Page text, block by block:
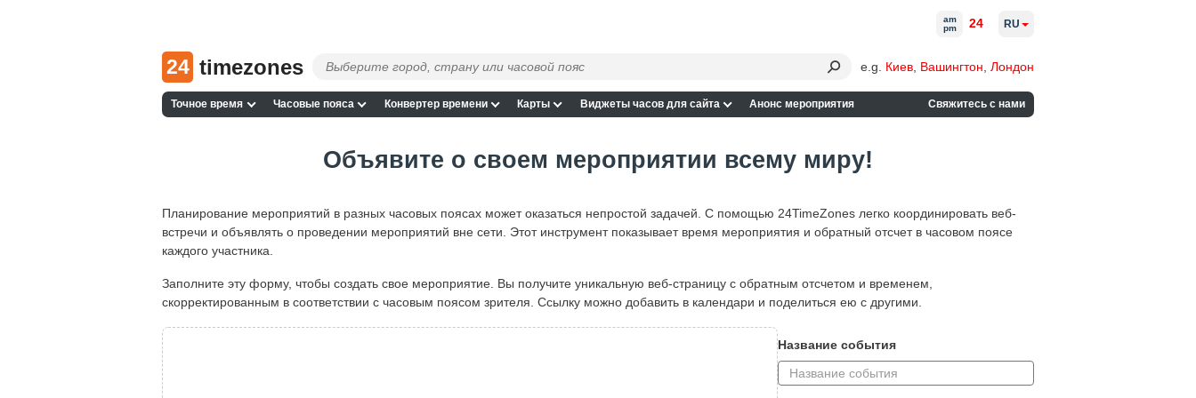
24 timezones e.g. Киев Вашингтон Лондон
Точное время Часовые пояса Конвертер времени Карты Виджеты часов для сайта Анонс мероприятия Свяжитесь с нами
am
pm
24 RU
Объявите о своем мероприятии всему миру!
Планирование мероприятий в разных часовых поясах может оказаться непростой задачей. С помощью 24TimeZones легко координировать веб-
встречи и объявлять о проведении мероприятий вне сети. Этот инструмент показывает время мероприятия и обратный отсчет в часовом поясе
каждого участника.
Заполните эту форму, чтобы создать свое мероприятие. Вы получите уникальную веб-страницу с обратным отсчетом и временем,
скорректированным в соответствии с часовым поясом зрителя. Ссылку можно добавить в календари и поделиться ею с другими.
Название события